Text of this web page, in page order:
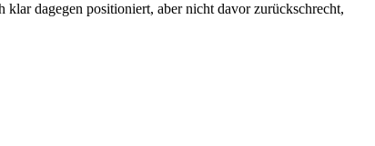
dagegen positioniert, aber nicht davor zurückschrecht,